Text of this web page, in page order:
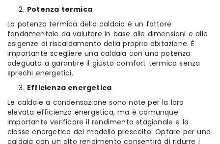
Potenza termica
La potenza termica della caldaia è un fattore
fondamentale da valutare in base alle dimensioni e alle
esigenze di riscaldamento della propria abitazione. È
importante scegliere una caldaia con una potenza
adeguata a garantire il giusto comfort termico senza
sprechi energetici.
Efficienza energetica
Le caldaie a condensazione sono note per la loro
elevata efficienza energetica, ma è comunque
importante verificare il rendimento stagionale e la
classe energetica del modello prescelto. Optare per una
caldaia con un alto rendimento consentirà di ridurre i